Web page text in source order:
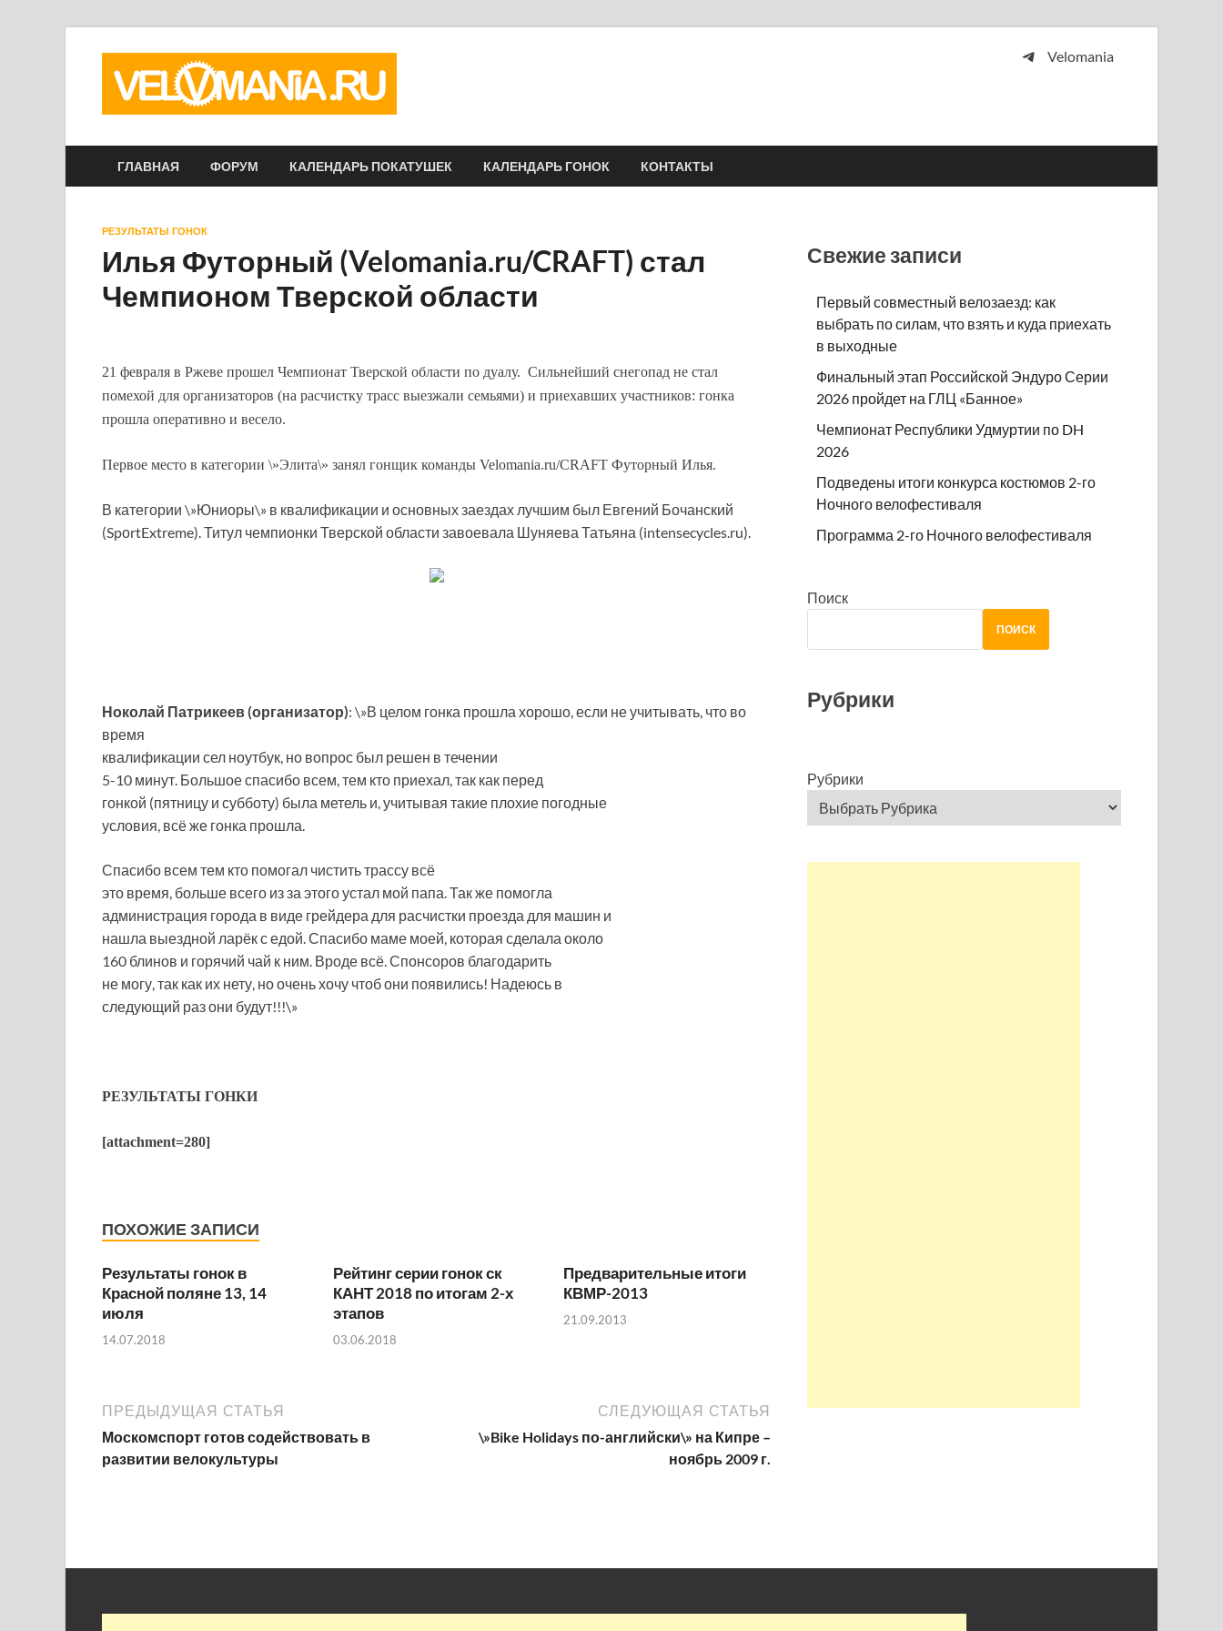
Velomania
ГЛАВНАЯ ФОРУМ КАЛЕНДАРЬ ПОКАТУШЕК КАЛЕНДАРЬ ГОНОК КОНТАКТЫ
РЕЗУЛЬТАТЫ ГОНОК
Илья Футорный (Velomania.ru/CRAFT) стал
Чемпионом Тверской области
21 февраля в Ржеве прошел Чемпионат Тверской области по дуалу. Сильнейший снегопад не стал
помехой для организаторов (на расчистку трасс выезжали семьями) и приехавших участников: гонка
прошла оперативно и весело.
Первое место в категории \»Элита\» занял гонщик команды Velomania.ru/CRAFT Футорный Илья.
В категории \»Юниоры\» в квалификации и основных заездах лучшим был Евгений Бочанский
(SpоrtExtreme). Титул чемпионки Тверской области завоевала Шуняева Татьяна (intensecycles.ru).
Ноколай Патрикеев (организатор): \»В целом гонка прошла хорошо, если не учитывать, что во
время
квалификации сел ноутбук, но вопрос был решен в течении
5-10 минут. Большое спасибо всем, тем кто приехал, так как перед
гонкой (пятницу и субботу) была метель и, учитывая такие плохие погодные
условия, всё же гонка прошла.
Спасибо всем тем кто помогал чистить трассу всё
это время, больше всего из за этого устал мой папа. Так же помогла
администрация города в виде грейдера для расчистки проезда для машин и
нашла выездной ларёк с едой. Спасибо маме моей, которая сделала около
160 блинов и горячий чай к ним. Вроде всё. Спонсоров благодарить
не могу, так как их нету, но очень хочу чтоб они появились! Надеюсь в
следующий раз они будут!!!\»
РЕЗУЛЬТАТЫ ГОНКИ
[attachment=280]
ПОХОЖИЕ ЗАПИСИ
Результаты гонок в
Красной поляне 13, 14
июля
14.07.2018
Рейтинг серии гонок ск
КАНТ 2018 по итогам 2-х
этапов
03.06.2018
Предварительные итоги
КВМР-2013
21.09.2013
ПРЕДЫДУЩАЯ СТАТЬЯ
Москомспорт готов содействовать в
развитии велокультуры
СЛЕДУЮЩАЯ СТАТЬЯ
\»Bike Holidays по-английски\» на Кипре –
ноябрь 2009 г.
Свежие записи
Первый совместный велозаезд: как
выбрать по силам, что взять и куда приехать
в выходные
Финальный этап Российской Эндуро Серии
2026 пройдет на ГЛЦ «Банное»
Чемпионат Республики Удмуртии по DH
2026
Подведены итоги конкурса костюмов 2-го
Ночного велофестиваля
Программа 2-го Ночного велофестиваля
Поиск
ПОИСК
Рубрики
Рубрики